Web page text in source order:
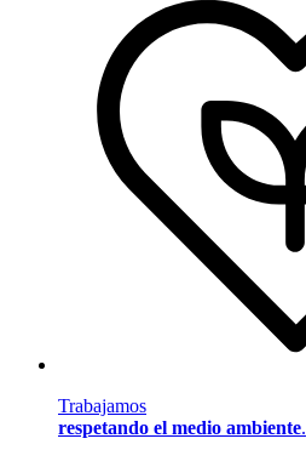
Trabajamos
respetando el medio ambiente.